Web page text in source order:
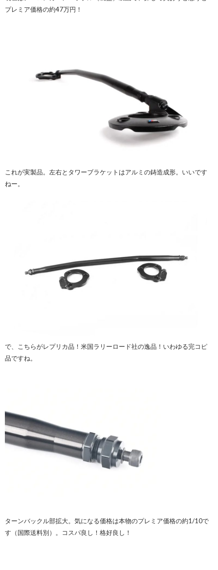
プレミア価格の約47万円！
これが実製品。左右とタワーブラケットはアルミの鋳造成形。いいです
ねー。
で、こちらがレプリカ品！米国ラリーロード社の逸品！いわゆる完コピ
品ですね。
ターンバックル部拡大。気になる価格は本物のプレミア価格の約1/10で
す（国際送料別）。コスパ良し！格好良し！